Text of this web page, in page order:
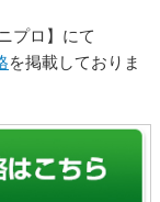
プロ】にて
を掲載しておりま